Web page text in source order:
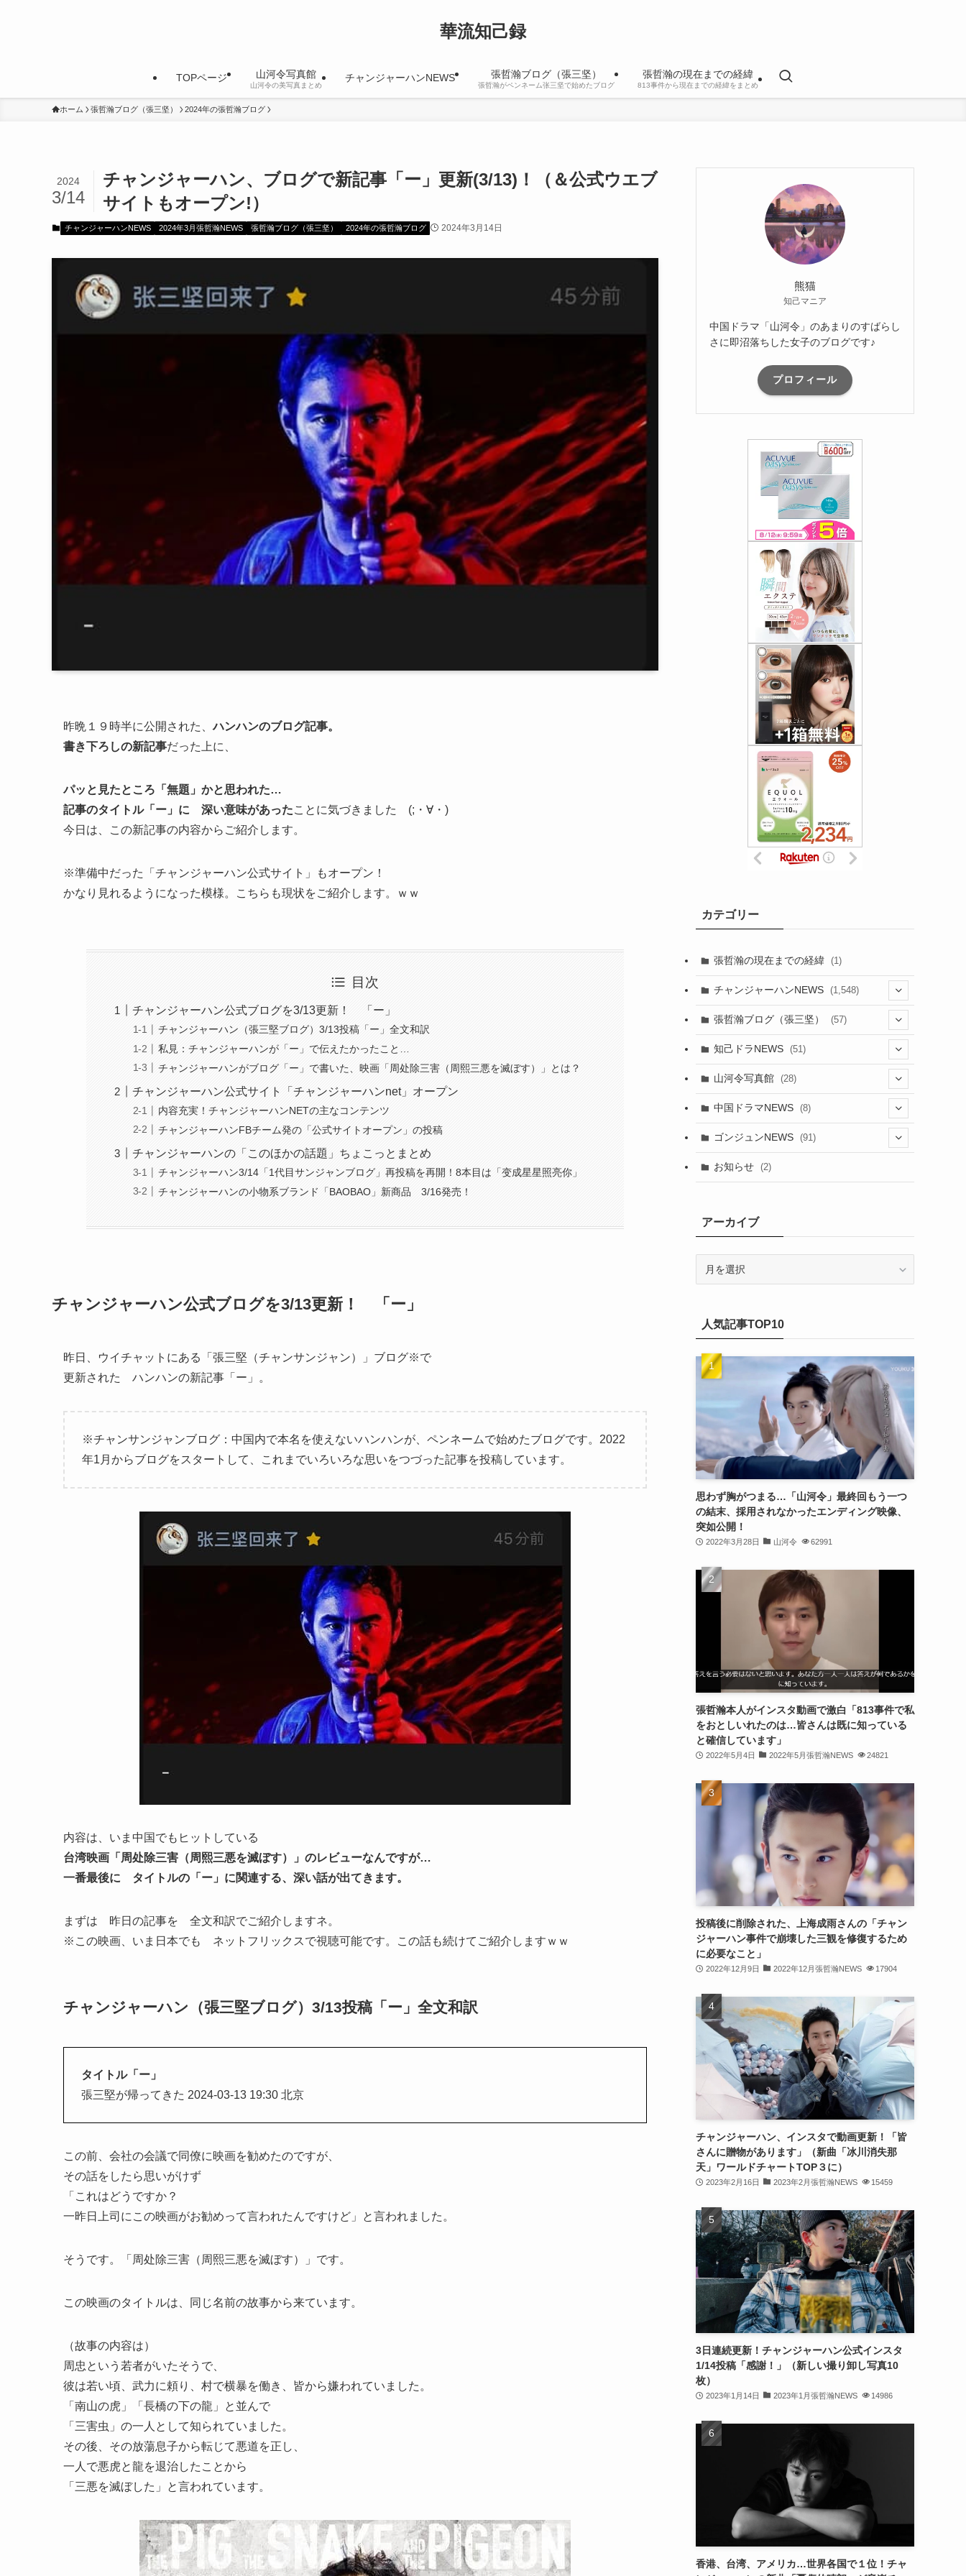
華流知己録
TOPページ 山河令写真館
山河令の美写真まとめ
チャンジャーハンNEWS 張哲瀚ブログ（張三坚）
張哲瀚がペンネーム张三坚で始めたブログ
張哲瀚の現在までの経緯
813事件から現在までの経緯をまとめ
ホーム 張哲瀚ブログ（張三坚） 2024年の張哲瀚ブログ
チャンジャーハン、ブログで新記事「ー」更新(3/13)！（＆公式ウエブ
サイトもオープン!）
2024
3/14
チャンジャーハンNEWS 2024年3月張哲瀚NEWS 張哲瀚ブログ（張三坚） 2024年の張哲瀚ブログ 2024年3月14日
昨晩１９時半に公開された、ハンハンのブログ記事。
書き下ろしの新記事だった上に、
パッと見たところ「無題」かと思われた…
記事のタイトル「ー」に 深い意味があったことに気づきました (;・∀・)
今日は、この新記事の内容からご紹介します。
※準備中だった「チャンジャーハン公式サイト」もオープン！
かなり見れるようになった模様。こちらも現状をご紹介します。ｗｗ
目次
チャンジャーハン公式ブログを3/13更新！ 「ー」
チャンジャーハン（張三堅ブログ）3/13投稿「ー」全文和訳
私見：チャンジャーハンが「ー」で伝えたかったこと…
チャンジャーハンがブログ「ー」で書いた、映画「周处除三害（周熙三悪を滅ぼす）」とは？
チャンジャーハン公式サイト「チャンジャーハンnet」オープン
内容充実！チャンジャーハンNETの主なコンテンツ
チャンジャーハンFBチーム発の「公式サイトオープン」の投稿
チャンジャーハンの「このほかの話題」ちょこっとまとめ
チャンジャーハン3/14「1代目サンジャンブログ」再投稿を再開！8本目は「变成星星照亮你」
チャンジャーハンの小物系ブランド「BAOBAO」新商品 3/16発売！
チャンジャーハン公式ブログを3/13更新！ 「ー」
昨日、ウイチャットにある「張三堅（チャンサンジャン）」ブログ※で
更新された ハンハンの新記事「ー」。
※チャンサンジャンブログ：中国内で本名を使えないハンハンが、ペンネームで始めたブログです。2022
年1月からブログをスタートして、これまでいろいろな思いをつづった記事を投稿しています。
内容は、いま中国でもヒットしている
台湾映画「周处除三害（周熙三悪を滅ぼす）」のレビューなんですが…
一番最後に タイトルの「ー」に関連する、深い話が出てきます。
まずは 昨日の記事を 全文和訳でご紹介しますネ。
※この映画、いま日本でも ネットフリックスで視聴可能です。この話も続けてご紹介しますｗｗ
チャンジャーハン（張三堅ブログ）3/13投稿「ー」全文和訳
タイトル「ー」
張三堅が帰ってきた 2024-03-13 19:30 北京
この前、会社の会議で同僚に映画​​を勧めたのですが、
その話をしたら思いがけず
「これはどうですか？
一昨日上司にこの映画がお勧めって言われたんですけど」と言われました。
そうです。「周处除三害（周熙三悪を滅ぼす）」です。
この映画のタイトルは、同じ名前の故事から来ています。
（故事の内容は）
周忠という若者がいたそうで、
彼は若い頃、武力に頼り、村で横暴を働き、皆から嫌われていました。
「南山の虎」「長橋の下の龍」と並んで
「三害虫」の一人として知られていました。
その後、その放蕩息子から転じて悪道を正し、
一人で悪虎と龍を退治したことから
「三悪を滅ぼした」と言われています。
熊猫
知己マニア
中国ドラマ「山河令」のあまりのすばらし
さに即沼落ちした女子のブログです♪
プロフィール
カテゴリー
張哲瀚の現在までの経緯 (1)
チャンジャーハンNEWS (1,548)
(5)
(29)
(20)
(21)
(21)
(24)
(23)
(27)
(21)
(25)
(25)
(29)
(30)
(32)
(31)
(32)
(32)
(29)
(31)
(31)
(31)
(32)
(30)
(32)
(31)
(28)
(32)
(31)
(30)
(32)
(30)
(32)
(32)
(26)
(23)
(13)
(8)
張哲瀚ブログ（張三坚） (57)
(14)
知己ドラNEWS (51)
(42)
(5)
(1)
山河令写真館 (28)
(17)
(3)
(2)
中国ドラマNEWS (8)
(1)
(6)
ゴンジュンNEWS (91)
お知らせ (2)
アーカイブ
ブ人気記事TOP10
思わず胸がつまる…「山河令」最終回もう一つ
の結末、採用されなかったエンディング映像、
突如公開！
2022年3月28日 山河令 62991
張哲瀚本人がインスタ動画で激白「813事件で私
をおとしいれたのは…皆さんは既に知っている
と確信しています」
2022年5月4日 2022年5月張哲瀚NEWS 24821
投稿後に削除された、上海成雨さんの「チャン
ジャーハン事件で崩壊した三観を修復するため
に必要なこと」
2022年12月9日 2022年12月張哲瀚NEWS 17904
チャンジャーハン、インスタで動画更新！「皆
さんに贈物があります」（新曲「冰川消失那
天」ワールドチャートTOP３に）
2023年2月16日 2023年2月張哲瀚NEWS 15459
3日連続更新！チャンジャーハン公式インスタ
1/14投稿「感謝！」（新しい撮り卸し写真10
枚）
2023年1月14日 2023年1月張哲瀚NEWS 14986
香港、台湾、アメリカ…世界各国で１位！チャ